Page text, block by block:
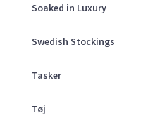
Soaked in Luxury
Swedish Stockings
Tasker
Tøj